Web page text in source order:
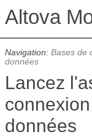
Navigation: Bases de
données
Lancez
données